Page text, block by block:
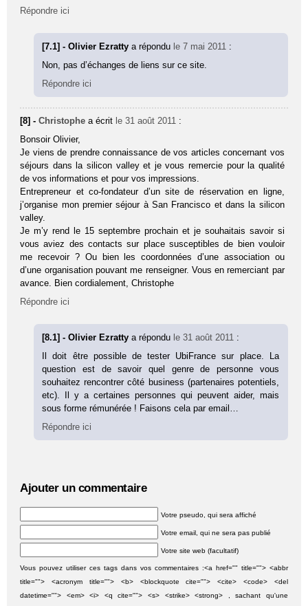
Répondre ici
[7.1] - Olivier Ezrattya répondu le 7 mai 2011 :
Non, pas d’échanges de liens sur ce site.
Répondre ici
[8] -Christophe a écrit le 31 août 2011 :
Bonsoir Olivier,
Je viens de prendre connaissance de vos articles concernant vos
séjours dans la silicon valley et je vous remercie pour la qualité
de vos informations et pour vos impressions.
Entrepreneur et co-fondateur d’un site de réservation en ligne,
j’organise mon premier séjour à San Francisco et dans la silicon
valley.
Je m’y rend le 15 septembre prochain et je souhaitais savoir si
vous aviez des contacts sur place susceptibles de bien vouloir
me recevoir ? Ou bien les coordonnées d’une association ou
d’une organisation pouvant me renseigner. Vous en remerciant par
avance. Bien cordialement, Christophe
Répondre ici
[8.1] - Olivier Ezrattya répondu le 31 août 2011 :
Il doit être possible de tester UbiFrance sur place. La
question est de savoir quel genre de personne vous
souhaitez rencontrer côté business (partenaires potentiels,
etc). Il y a certaines personnes qui peuvent aider, mais
sous forme rémunérée ! Faisons cela par email…
Répondre ici
Ajouter un commentaire
Votre pseudo, qui sera affiché
Votre email, qui ne sera pas publié
Votre site web (facultatif)
Vous pouvez utiliser ces tags dans vos commentaires :<a href="" title=""> <abbr
title=""> <acronym title=""> <b> <blockquote cite=""> <cite> <code> <del
datetime=""> <em> <i> <q cite=""> <s> <strike> <strong> , sachant qu'une